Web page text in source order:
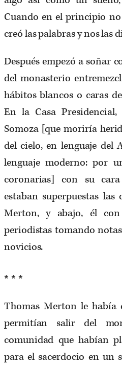
Cuando en el principio
creó las palabras y nos las
Después empezó a soñar
del monasterio
hábitos blancos o caras
En la Casa
Somoza [que moriría
del cielo, en lenguaje del
lenguaje moderno: por
coronarias] con su
estaban superpuestas
Merton, y abajo, él
periodistas tomando
novicios.
* * *
Thomas Merton le
permitían salir del
comunidad que habían
para el sacerdocio en un